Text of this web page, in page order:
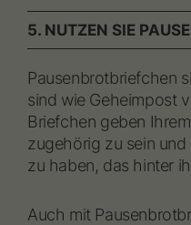
5. NUTZEN SIE
Pausenbrotbriefchen
sind wie Geheimpost
Briefchen geben
zugehörig zu sein
zu haben, das hinter
Auch mit